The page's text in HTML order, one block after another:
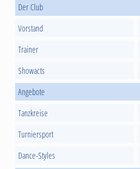
Der Club
Vorstand
Trainer
Showacts
Angebote
Tanzkreise
Turniersport
Dance-Styles